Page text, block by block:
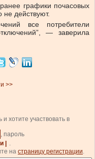
графики почасовых
не действуют.
все потребители
— заверила
>>
хотите участвовать в
, пароль
|
.
на страницу регистрации.